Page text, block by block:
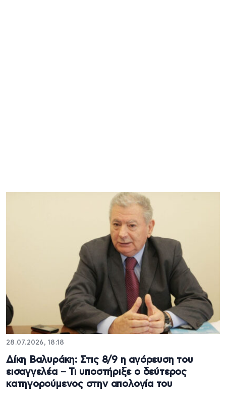
28.07.2026, 18:18
Δίκη Βαλυράκη: Στις 8/9 η αγόρευση του
εισαγγελέα – Τι υποστήριξε ο δεύτερος
κατηγορούμενος στην απολογία του